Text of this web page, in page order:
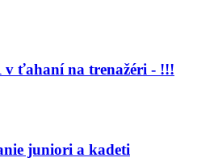
v ťahaní na trenažéri - !!!
juniori a kadeti